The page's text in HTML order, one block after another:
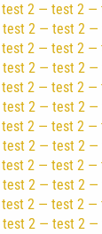
2 — test 2
2 — test 2
2 — test 2
2 — test 2
2 — test 2
2 — test 2
2 — test 2
2 — test 2
2 — test 2
2 — test 2
2 — test 2
2 — test 2